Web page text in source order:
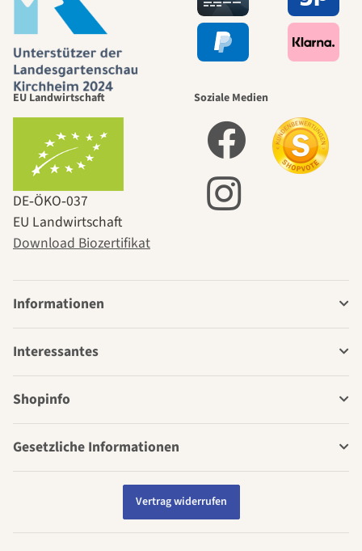
EU Landwirtschaft
DE‑ÖKO‑037
EU Landwirtschaft
Download Biozertifikat
Soziale Medien
Informationen
Interessantes
Shopinfo
Gesetzliche Informationen
Vertrag widerrufen